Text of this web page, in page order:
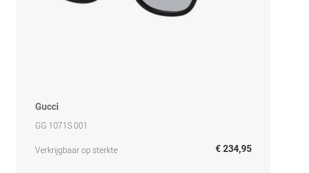
Gucci
GG 1071S 001
Verkrijgbaar op sterkte € 234,95